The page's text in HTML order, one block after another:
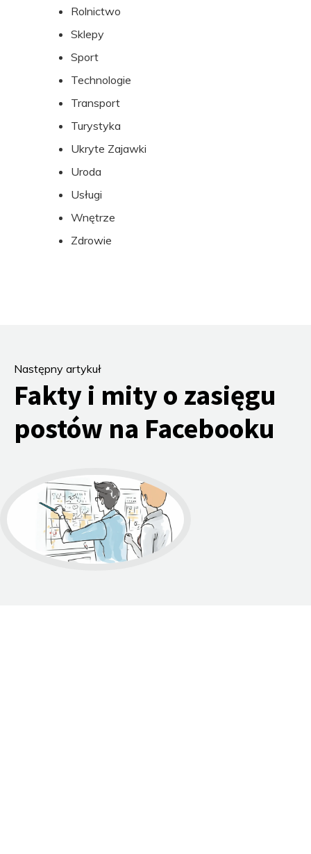
Rolnictwo
Sklepy
Sport
Technologie
Transport
Turystyka
Ukryte Zajawki
Uroda
Usługi
Wnętrze
Zdrowie
Następny artykuł
Fakty i mity o zasięgu
postów na Facebooku